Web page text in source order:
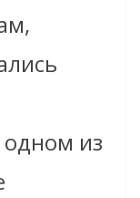
одном из